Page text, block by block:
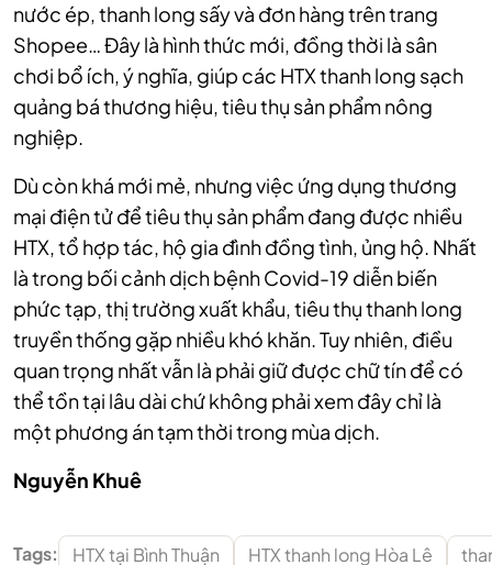
nước ép, thanh long sấy và đơn hàng trên trang
Shopee… Đây là hình thức mới, đồng thời là sân
chơi bổ ích, ý nghĩa, giúp các HTX thanh long sạch
quảng bá thương hiệu, tiêu thụ sản phẩm nông
nghiệp.
Dù còn khá mới mẻ, nhưng việc ứng dụng thương
mại điện tử để tiêu thụ sản phẩm đang được nhiều
HTX, tổ hợp tác, hộ gia đình đồng tình, ủng hộ. Nhất
là trong bối cảnh dịch bệnh Covid-19 diễn biến
phức tạp, thị trường xuất khẩu, tiêu thụ thanh long
truyền thống gặp nhiều khó khăn. Tuy nhiên, điều
quan trọng nhất vẫn là phải giữ được chữ tín để có
thể tồn tại lâu dài chứ không phải xem đây chỉ là
một phương án tạm thời trong mùa dịch.
Nguyễn Khuê
Tags: HTX tại Bình Thuận HTX thanh long Hòa Lê